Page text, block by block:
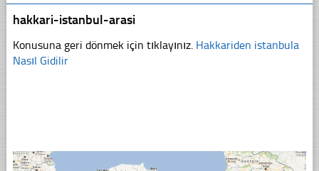
hakkari-istanbul-arasi
Konusuna geri dönmek için tıklayınız. Hakkariden istanbula
Nasıl Gidilir